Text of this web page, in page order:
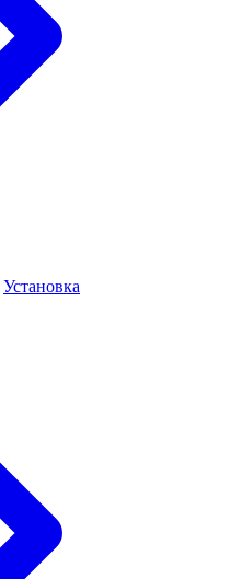
Установка